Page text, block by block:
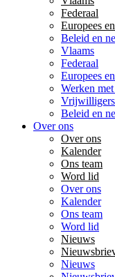
Federaal
Europees
Beleid en
Vlaams
Federaal
Europees
Werken
Beleid en
Over ons
Over ons
Kalender
Ons team
Word lid
Over ons
Kalender
Ons team
Word lid
Nieuws
Nieuws